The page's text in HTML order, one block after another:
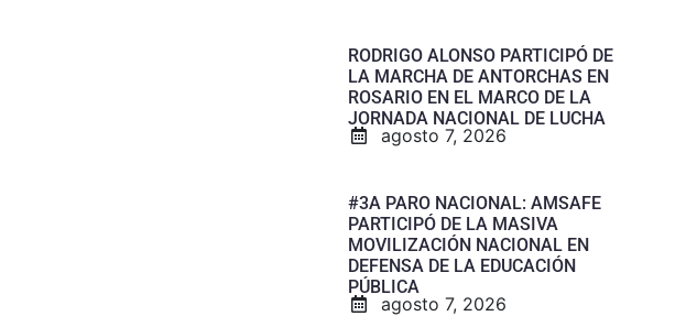
RODRIGO ALONSO PARTICIPÓ DE
LA MARCHA DE ANTORCHAS EN
ROSARIO EN EL MARCO DE LA
JORNADA NACIONAL DE LUCHA
agosto 7, 2026
#3A PARO NACIONAL: AMSAFE
PARTICIPÓ DE LA MASIVA
MOVILIZACIÓN NACIONAL EN
DEFENSA DE LA EDUCACIÓN
PÚBLICA
agosto 7, 2026